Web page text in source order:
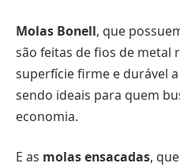
Molas Bonell, que
são feitas de fios de metal
superfície firme e durável
sendo ideais para quem
economia.
E as molas ensacadas, que